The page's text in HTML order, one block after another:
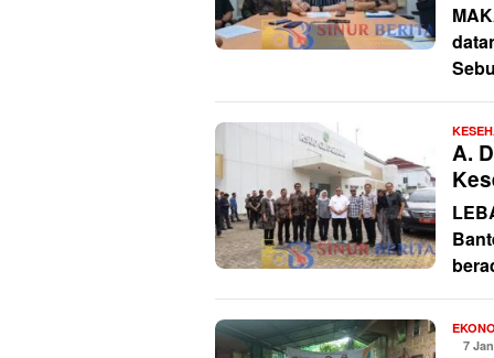
A.
7